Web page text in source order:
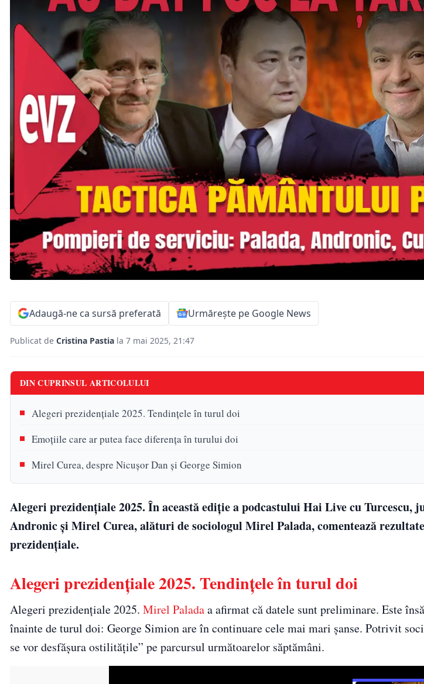
Adaugă-ne ca sursă preferată Urmărește pe Google News
Publicat de Cristina Pastia la 7 mai 2025, 21:47
DIN CUPRINSUL ARTICOLULUI
Alegeri prezidențiale 2025. Tendințele în turul doi
Emoțiile care ar putea face diferența în turului doi
Mirel Curea, despre Nicușor Dan și George Simion
Alegeri prezidențiale 2025. În această ediție a podcastului Hai Live cu Turcescu,
Andronic și Mirel Curea, alături de sociologul Mirel Palada, comentează
prezidențiale.
Alegeri prezidențiale 2025. Tendințele în turul doi
Alegeri prezidențiale 2025. Mirel Paladaa afirmat că datele sunt preliminare. Este
înainte de turul doi: George Simion are în continuare cele mai mari șanse. Potrivit
se vor desfășura ostilitățile” pe parcursul următoarelor săptămâni.